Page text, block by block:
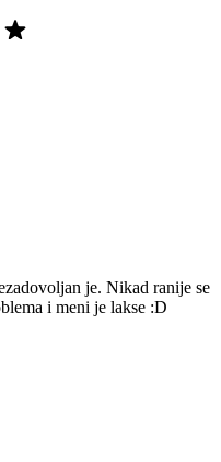
je. Nikad ranije se
i meni je lakse :D